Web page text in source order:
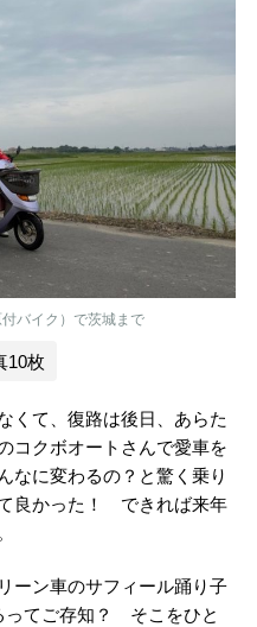
バイク）で茨城まで
10枚
くて、復路は後日、あらた
コクボオートさんで愛車を
なに変わるの？と驚く乗り
良かった！ できれば来年
ーン車のサフィール踊り子
ってご存知？ そこをひと